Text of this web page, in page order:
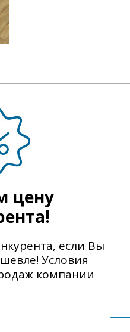
цену
если Вы
Условия
компании